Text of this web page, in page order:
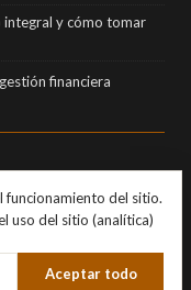
integral y cómo tomar
financiera
funcionamiento del sitio.
uso del sitio (analítica)
Aceptar todo